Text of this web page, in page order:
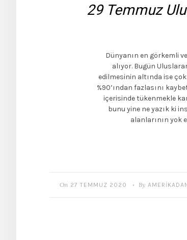
29 Temmuz
Dünyanın en görkemli
alıyor. Bugün
edilmesinin altında ise
%90’ından fazlasını
içerisinde tükenmekle
bunu yine ne yazık ki
alanlarının yok
On 27 TEMMUZ 2020 • By